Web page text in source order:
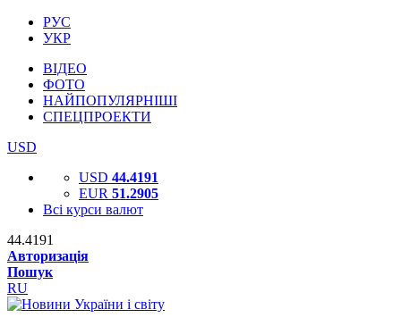
РУС
УКР
ВІДЕО
ФОТО
НАЙПОПУЛЯРНІШІ
СПЕЦПРОЕКТИ
USD
USD 44.4191
EUR 51.2905
Всі курси валют
44.4191
Авторизація
Пошук
RU